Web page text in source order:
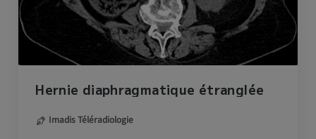
Hernie diaphragmatique étranglée
Imadis Téléradiologie